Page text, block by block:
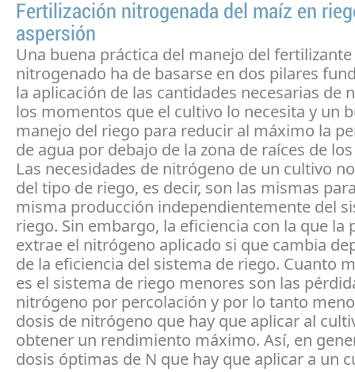
Fertilización nitrogenada del maíz en
aspersión
Una buena práctica del manejo del fertilizante
nitrogenado ha de basarse en dos pilares
la aplicación de las cantidades necesarias de
los momentos que el cultivo lo necesita y un
manejo del riego para reducir al máximo la
de agua por debajo de la zona de raíces de
Las necesidades de nitrógeno de un cultivo
del tipo de riego, es decir, son las mismas
misma producción independientemente del
riego. Sin embargo, la eficiencia con la que la
extrae el nitrógeno aplicado si que cambia
de la eficiencia del sistema de riego. Cuanto
es el sistema de riego menores son las
nitrógeno por percolación y por lo tanto
dosis de nitrógeno que hay que aplicar al
obtener un rendimiento máximo. Así, en
dosis óptimas de N que hay que aplicar a un